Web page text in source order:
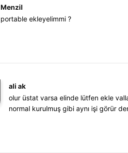
Menzil
portable ekleyelimmi ?
ali ak
olur üstat varsa elinde lütfen ekle
normal kurulmuş gibi aynı işi görür